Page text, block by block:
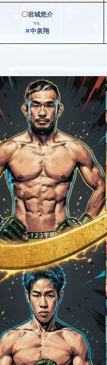
〇岩城悠介
vs.
✕中泉翔